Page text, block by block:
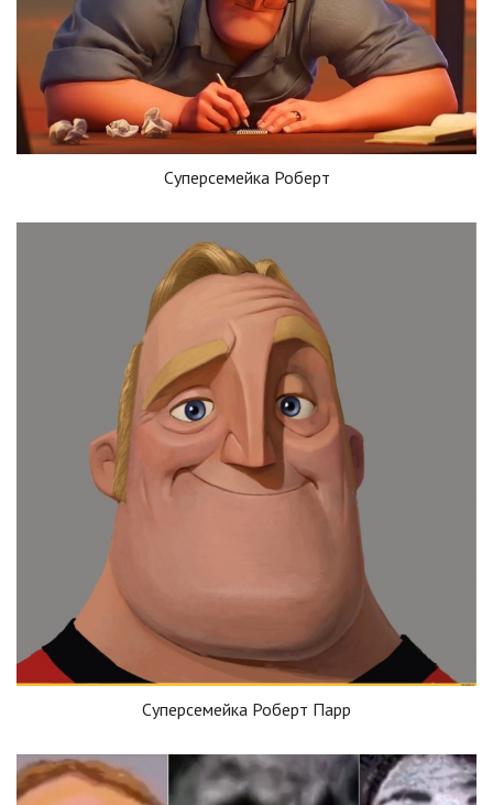
Суперсемейка Роберт
Суперсемейка Роберт Парр